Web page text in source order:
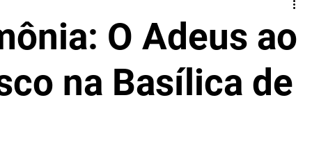
O Adeus ao
na Basílica de